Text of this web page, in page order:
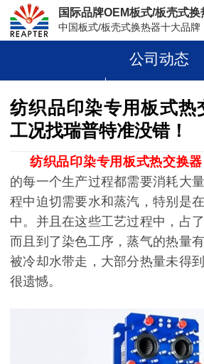
国际品牌OEM板式/板壳式换
中国板式/板壳式换热器十大品牌
板壳式换热器
公司动态
纺织品印染专用板式热
工况找瑞普特准没错！
纺织品印染专用板式热交换器
的每一个生产过程都需要消耗大
程中迫切需要水和蒸汽，特别是
中。并且在这些工艺过程中，占
而且到了染色工序，蒸气的热量
被冷却水带走，大部分热量未得
很遗憾。